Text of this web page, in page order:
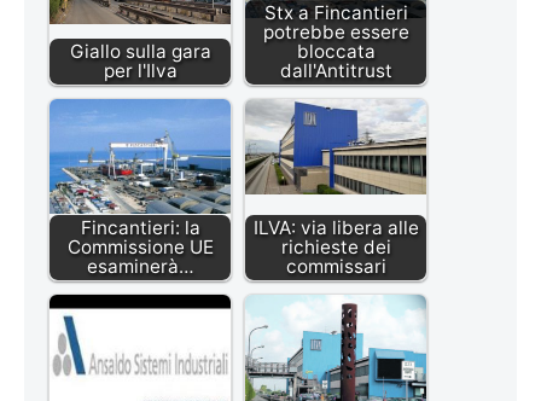
Giallo sulla gara
per l'Ilva
Stx a Fincantieri
potrebbe essere
bloccata
dall'Antitrust
Fincantieri: la
Commissione UE
esaminerà…
ILVA: via libera alle
richieste dei
commissari